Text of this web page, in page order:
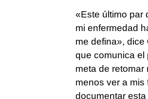
«Este último par
mi enfermedad
me defina», dice
que comunica el
meta de
menos ver a
documentar